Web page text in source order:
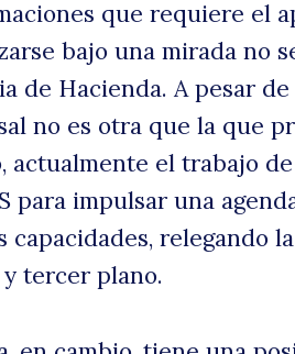
que requiere el
bajo una mirada no
de Hacienda. A pesar
no es otra que la que
actualmente el trabajo
para impulsar una
capacidades, relegando
tercer plano.